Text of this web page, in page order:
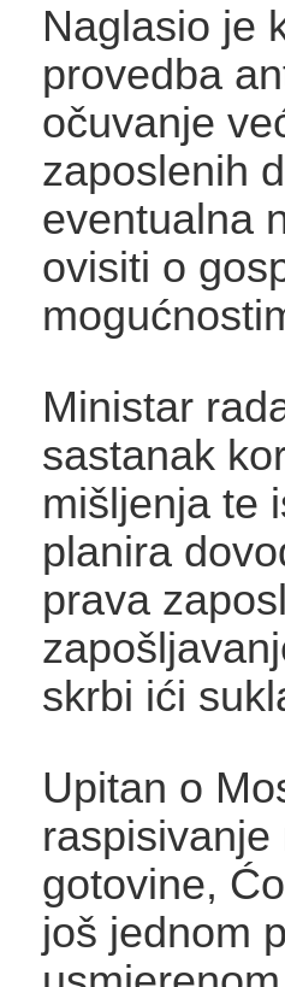
Naglasio je
provedba
očuvanje
zaposlenih
eventualna
ovisiti o
Ministar
sastanak
mišljenja te
planira
prava
skrbi ići
Upitan o
gotovine,
još jednom